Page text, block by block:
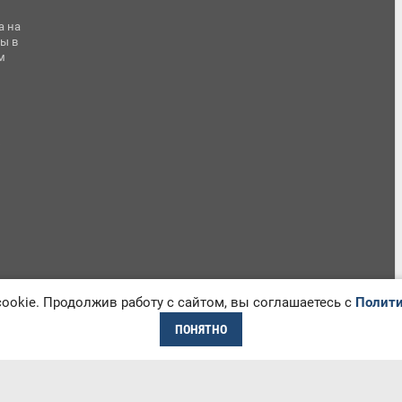
на
в
Продолжив работу с сайтом, вы соглашаетесь с
ПОНЯТНО